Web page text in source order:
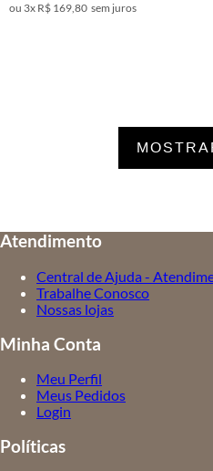
3x R$ 169,80 sem juros
Atendimento
Central de Ajuda -
Trabalhe Conosco
Nossas lojas
Minha Conta
Meu Perfil
Meus Pedidos
Login
Políticas